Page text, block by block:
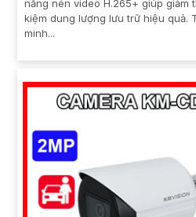
năng nén video H.265+ giúp giảm
kiệm dung lượng lưu trữ hiệu quả.
minh...